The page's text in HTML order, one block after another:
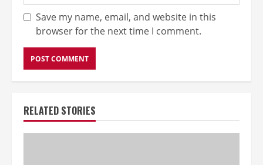
Save my name, email, and website in this
browser for the next time I comment.
RELATED STORIES